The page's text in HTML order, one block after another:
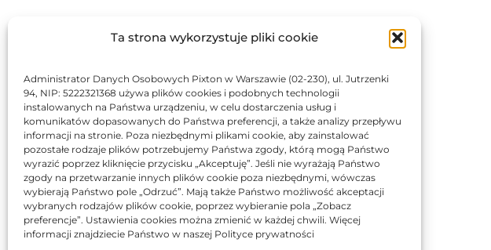
Ta strona wykorzystuje pliki cookie
Administrator Danych Osobowych Pixton w Warszawie (02-230), ul. Jutrzenki
94, NIP: 5222321368 używa plików cookies i podobnych technologii
instalowanych na Państwa urządzeniu, w celu dostarczenia usług i
komunikatów dopasowanych do Państwa preferencji, a także analizy przepływu
informacji na stronie. Poza niezbędnymi plikami cookie, aby zainstalować
pozostałe rodzaje plików potrzebujemy Państwa zgody, którą mogą Państwo
wyrazić poprzez kliknięcie przycisku „Akceptuję”. Jeśli nie wyrażają Państwo
zgody na przetwarzanie innych plików cookie poza niezbędnymi, wówczas
wybierają Państwo pole „Odrzuć”. Mają także Państwo możliwość akceptacji
wybranych rodzajów plików cookie, poprzez wybieranie pola „Zobacz
preferencje”. Ustawienia cookies można zmienić w każdej chwili. Więcej
informacji znajdziecie Państwo w naszej Polityce prywatności